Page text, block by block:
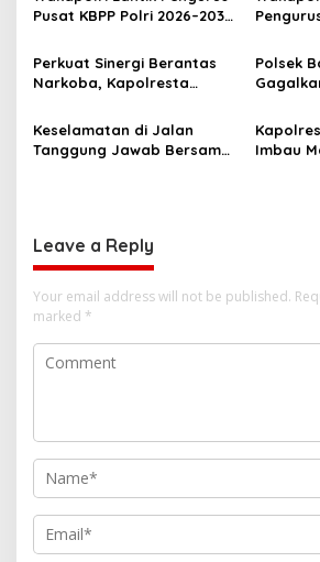
i
g
a
t
i
Pusat KBPP Polri 2026–2031,
Organisasi Nasional
dan
Perkuat Sinergi Berantas
Narkoba, Kapolresta
Silaturahmi Kepala BNN
Provinsi Maluku Utara
Polsek
Siap Edar
Keselamatan di Jalan
Tanggung Jawab Bersama,
Imbau
Leave a Reply
Your email address will not be published.
marked *